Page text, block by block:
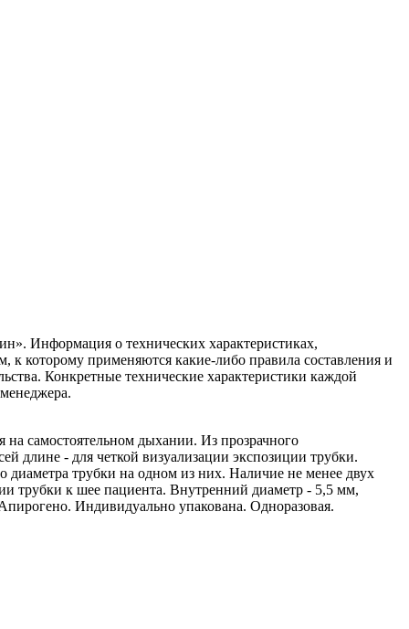
Информация о технических характеристиках,
к которому применяются какие-либо правила составления и
Конкретные технические характеристики каждой
самостоятельном дыхании. Из прозрачного
длине - для четкой визуализации экспозиции трубки.
трубки на одном из них. Наличие не менее двух
трубки к шее пациента. Внутренний диаметр - 5,5 мм,
Индивидуально упакована. Одноразовая.